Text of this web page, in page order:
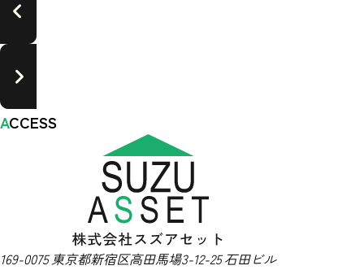
ACCESS
169-0075 東京都新宿区高田馬場3-12-25 石田ビル